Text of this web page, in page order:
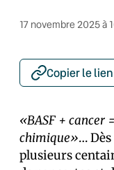
17 novembre 2025 à
Copier le lien
«BASF + cancer
chimique»…
plusieurs